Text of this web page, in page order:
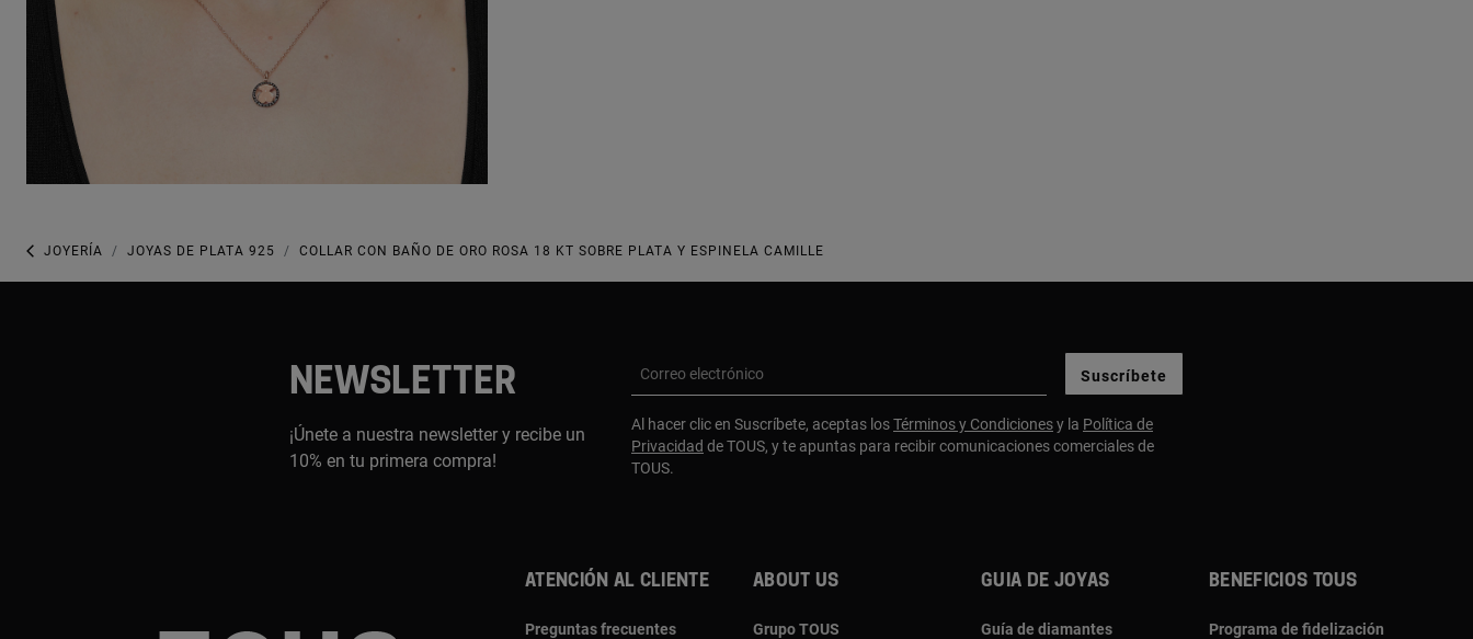
JOYERÍA JOYAS DE PLATA 925 COLLAR CON BAÑO DE ORO ROSA 18 KT SOBRE PLATA Y ESPINELA CAMILLE
NEWSLETTER
¡Únete a nuestra newsletter y recibe un
10% en tu primera compra!
Correo electrónico Suscríbete
Al hacer clic en Suscríbete, aceptas losTérminos y Condicionesy la Política de
Privacidad de TOUS, y te apuntas para recibir comunicaciones comerciales de
TOUS.
Atención al cliente
Preguntas frecuentes
About us
Grupo TOUS
Guia de joyas
Guía de diamantes
Beneficios TOUS
Programa de fidelización